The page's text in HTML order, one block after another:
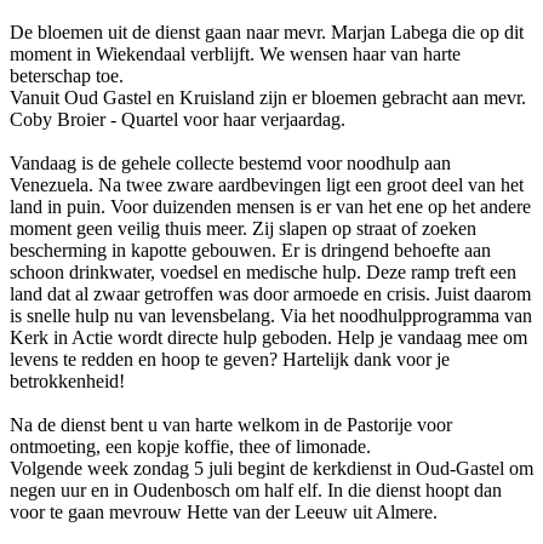
De bloemen uit de dienst gaan naar mevr. Marjan Labega die op dit
moment in Wiekendaal verblijft. We wensen haar van harte
beterschap toe.
Vanuit Oud Gastel en Kruisland zijn er bloemen gebracht aan mevr.
Coby Broier - Quartel voor haar verjaardag.
Vandaag is de gehele collecte bestemd voor noodhulp aan
Venezuela. Na twee zware aardbevingen ligt een groot deel van het
land in puin. Voor duizenden mensen is er van het ene op het andere
moment geen veilig thuis meer. Zij slapen op straat of zoeken
bescherming in kapotte gebouwen. Er is dringend behoefte aan
schoon drinkwater, voedsel en medische hulp. Deze ramp treft een
land dat al zwaar getroffen was door armoede en crisis. Juist daarom
is snelle hulp nu van levensbelang. Via het noodhulpprogramma van
Kerk in Actie wordt directe hulp geboden. Help je vandaag mee om
levens te redden en hoop te geven? Hartelijk dank voor je
betrokkenheid!
Na de dienst bent u van harte welkom in de Pastorije voor
ontmoeting, een kopje koffie, thee of limonade.
Volgende week zondag 5 juli begint de kerkdienst in Oud-Gastel om
negen uur en in Oudenbosch om half elf. In die dienst hoopt dan
voor te gaan mevrouw Hette van der Leeuw uit Almere.